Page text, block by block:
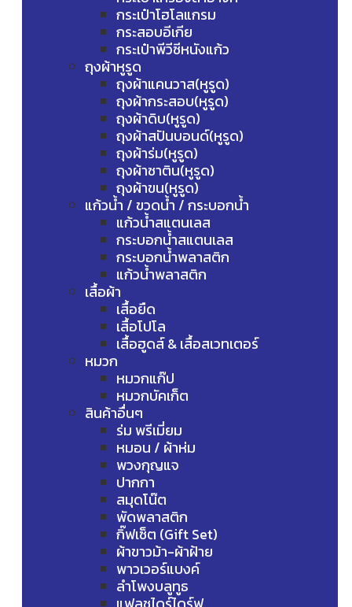
กระเป๋าโฮโลแกรม
กระสอบอีเกีย
กระเป๋าพีวีซีหนังแก้ว
ถุงผ้าหูรูด
ถุงผ้าแคนวาส(หูรูด)
ถุงผ้ากระสอบ(หูรูด)
ถุงผ้าดิบ(หูรูด)
ถุงผ้าสปันบอนด์(หูรูด)
ถุงผ้าร่ม(หูรูด)
ถุงผ้าซาติน(หูรูด)
ถุงผ้าขน(หูรูด)
แก้วน้ำ / ขวดน้ำ / กระบอกน้ำ
แก้วน้ำสแตนเลส
กระบอกน้ำสแตนเลส
กระบอกน้ำพลาสติก
แก้วน้ำพลาสติก
เสื้อผ้า
เสื้อยืด
เสื้อโปโล
เสื้อฮูดส์ & เสื้อสเวทเตอร์
หมวก
หมวกแก๊ป
หมวกบัคเก็ต
สินค้าอื่นๆ
ร่ม พรีเมี่ยม
หมอน / ผ้าห่ม
พวงกุญแจ
ปากกา
สมุดโน๊ต
พัดพลาสติก
กิ๊ฟเซ็ต (Gift Set)
ผ้าขาวม้า-ผ้าฝ้าย
พาวเวอร์แบงค์
ลำโพงบลูทูธ